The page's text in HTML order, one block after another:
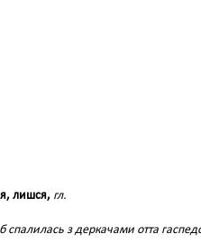
лишся, гл.
спалилась з деркачами отта